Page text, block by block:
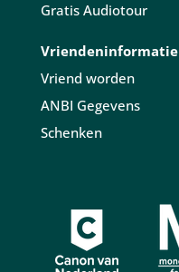
Gratis Audiotour
Vriendeninformatie
Vriend worden
ANBI Gegevens
Schenken